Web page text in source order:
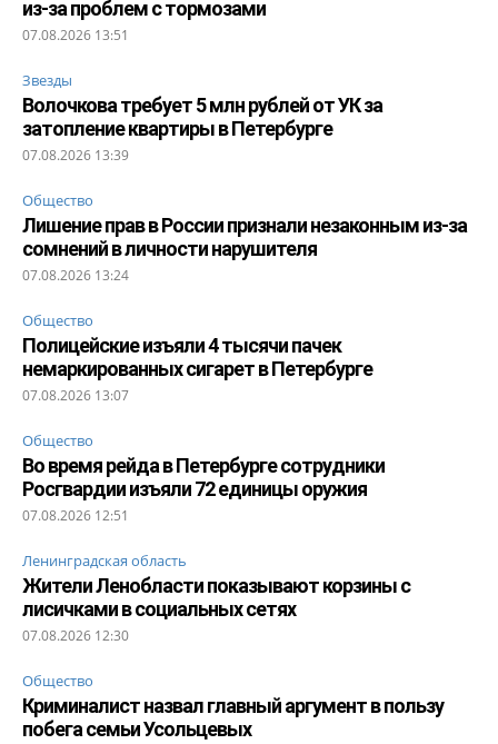
из-за проблем с тормозами
07.08.2026 13:51
Звезды
Волочкова требует 5 млн рублей от УК за
затопление квартиры в Петербурге
07.08.2026 13:39
Общество
Лишение прав в России признали незаконным из-за
сомнений в личности нарушителя
07.08.2026 13:24
Общество
Полицейские изъяли 4 тысячи пачек
немаркированных сигарет в Петербурге
07.08.2026 13:07
Общество
Во время рейда в Петербурге сотрудники
Росгвардии изъяли 72 единицы оружия
07.08.2026 12:51
Ленинградская область
Жители Ленобласти показывают корзины с
лисичками в социальных сетях
07.08.2026 12:30
Общество
Криминалист назвал главный аргумент в пользу
побега семьи Усольцевых